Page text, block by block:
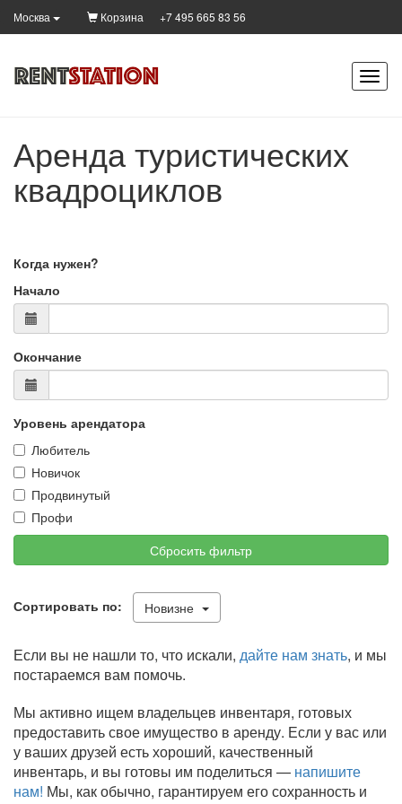
Москва Корзина +7 495 665 83 56
Аренда туристических
квадроциклов
Когда нужен?
Начало
Окончание
Уровень арендатора
Любитель
Новичок
Продвинутый
Профи
Сбросить фильтр
Сортировать по: Новизне
Если вы не нашли то, что искали, дайте нам знать, и мы
постараемся вам помочь.
Мы активно ищем владельцев инвентаря, готовых
предоставить свое имущество в аренду. Если у вас или
у ваших друзей есть хороший, качественный
инвентарь, и вы готовы им поделиться — напишите
нам! Мы, как обычно, гарантируем его сохранность и